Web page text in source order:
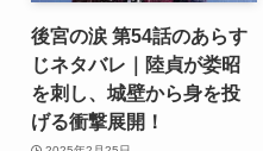
後宮の涙 第54話のあらす
じネタバレ｜陸貞が娄昭
を刺し、城壁から身を投
げる衝撃展開！